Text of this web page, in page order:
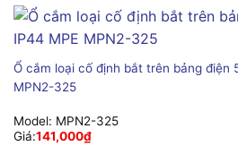
Ổ cắm loại cố định bắt trên bảng điện
MPN2-325
Model: MPN2-325
Giá:141,000₫